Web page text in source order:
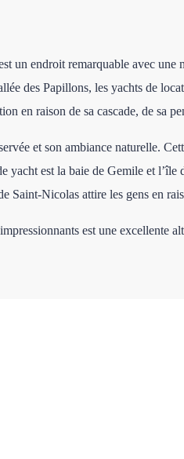
un endroit remarquable avec
des Papillons, les yachts de
en raison de sa cascade, de sa
et son ambiance naturelle.
yacht est la baie de Gemile et
Saint-Nicolas attire les gens en
est une excellente